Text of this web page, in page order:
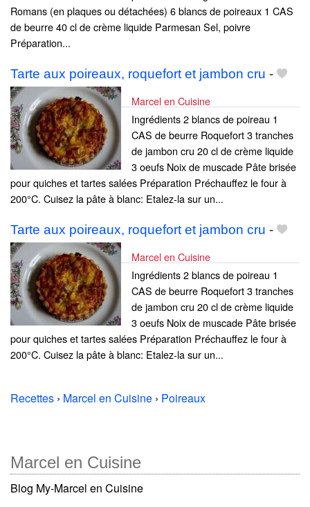
Romans (en plaques ou détachées) 6 blancs de poireaux 1 CAS
de beurre 40 cl de crème liquide Parmesan Sel, poivre
Préparation...
Tarte aux poireaux, roquefort et jambon cru -
Marcel en Cuisine
Ingrédients 2 blancs de poireau 1
CAS de beurre Roquefort 3 tranches
de jambon cru 20 cl de crème liquide
3 oeufs Noix de muscade Pâte brisée
pour quiches et tartes salées Préparation Préchauffez le four à
200°C. Cuisez la pâte à blanc: Etalez-la sur un...
Tarte aux poireaux, roquefort et jambon cru -
Marcel en Cuisine
Ingrédients 2 blancs de poireau 1
CAS de beurre Roquefort 3 tranches
de jambon cru 20 cl de crème liquide
3 oeufs Noix de muscade Pâte brisée
pour quiches et tartes salées Préparation Préchauffez le four à
200°C. Cuisez la pâte à blanc: Etalez-la sur un...
Recettes › Marcel en Cuisine › Poireaux
Marcel en Cuisine
Blog My-Marcel en Cuisine